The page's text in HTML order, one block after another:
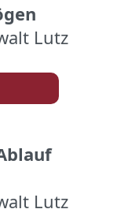
Lutz
Lutz